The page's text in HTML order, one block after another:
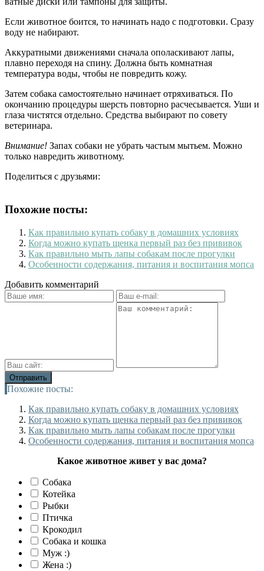
Если животное боится, то начинать надо с подготовки. Сразу
воду не набирают.
Аккуратными движениями сначала ополаскивают лапы,
плавно переходя на спину. Должна быть комнатная
температура воды, чтобы не повредить кожу.
Затем собака самостоятельно начинает отряхиваться. По
окончанию процедуры шерсть повторно расчесывается. Уши и
глаза чистятся отдельно. Средства выбирают по совету
ветеринара.
Внимание! Запах собаки не убрать частым мытьем. Можно
только навредить животному.
Поделиться с друзьями:
Похожие посты:
Как правильно купать собаку в домашних условиях
Когда можно купать щенка первый раз без прививок
Как правильно мыть лапы собакам после прогулки
Особенности содержания, питания и воспитания мопса
Добавить комментарий
Похожие посты:
Как правильно купать собаку в домашних условиях
Когда можно купать щенка первый раз без прививок
Как правильно мыть лапы собакам после прогулки
Особенности содержания, питания и воспитания мопса
Какое животное живет у вас дома?
Собака
Котейка
Рыбки
Птичка
Крокодил
Собака и кошка
Муж :)
Жена :)